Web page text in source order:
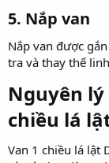
5. Nắp van​
Nắp van được
tra và thay thế
Nguyên
chiều lá
Van 1 chiều lá lật